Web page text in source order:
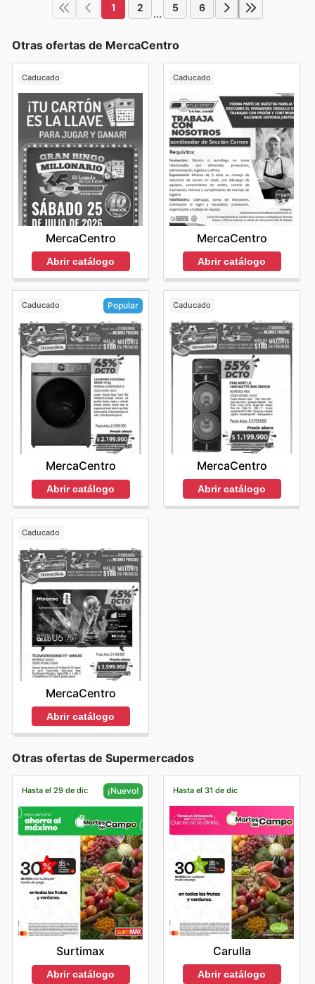
1 2 ... 5 6
Otras ofertas de MercaCentro
Caducado
MercaCentro
Abrir catálogo
Caducado
MercaCentro
Abrir catálogo
Caducado Popular
MercaCentro
Abrir catálogo
Caducado
MercaCentro
Abrir catálogo
Caducado
MercaCentro
Abrir catálogo
Otras ofertas de Supermercados
Hasta el 29 de dic ¡Nuevo!
Surtimax
Abrir catálogo
Hasta el 31 de dic
Carulla
Abrir catálogo